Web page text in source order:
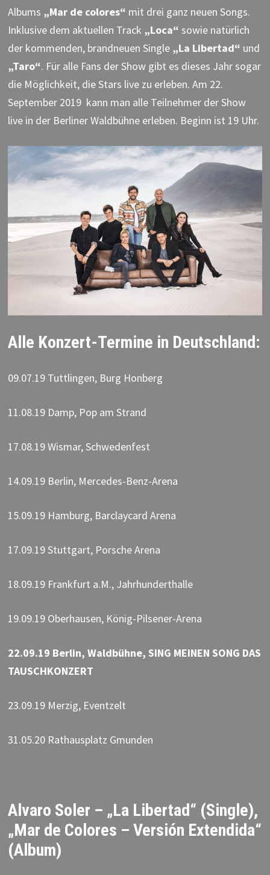
Albums „Mar de colores“ mit drei ganz neuen Songs.
Inklusive dem aktuellen Track „Loca“ sowie natürlich
der kommenden, brandneuen Single „La Libertad“ und
„Taro“. Für alle Fans der Show gibt es dieses Jahr sogar
die Möglichkeit, die Stars live zu erleben. Am 22.
September 2019 kann man alle Teilnehmer der Show
live in der Berliner Waldbühne erleben. Beginn ist 19 Uhr.
Alle Konzert-Termine in Deutschland:
09.07.19 Tuttlingen, Burg Honberg
11.08.19 Damp, Pop am Strand
17.08.19 Wismar, Schwedenfest
14.09.19 Berlin, Mercedes-Benz-Arena
15.09.19 Hamburg, Barclaycard Arena
17.09.19 Stuttgart, Porsche Arena
18.09.19 Frankfurt a.M., Jahrhunderthalle
19.09.19 Oberhausen, König-Pilsener-Arena
22.09.19 Berlin, Waldbühne, SING MEINEN SONG DAS
TAUSCHKONZERT
23.09.19 Merzig, Eventzelt
31.05.20 Rathausplatz Gmunden
Alvaro Soler – „La Libertad“ (Single),
„Mar de Colores – Versión Extendida“
(Album)